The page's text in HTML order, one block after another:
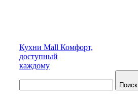
Кухни Mall Комфорт,
доступный
каждому
Поиск